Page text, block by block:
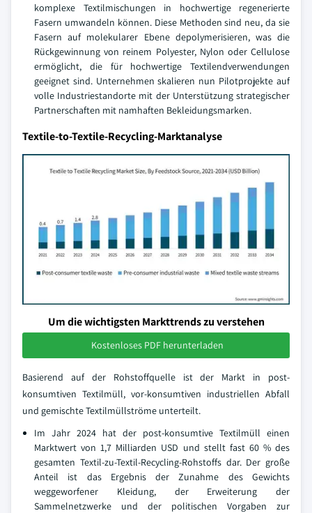
komplexe Textilmischungen in hochwertige regenerierte
Fasern umwandeln können. Diese Methoden sind neu, da sie
Fasern auf molekularer Ebene depolymerisieren, was die
Rückgewinnung von reinem Polyester, Nylon oder Cellulose
ermöglicht, die für hochwertige Textilendverwendungen
geeignet sind. Unternehmen skalieren nun Pilotprojekte auf
volle Industriestandorte mit der Unterstützung strategischer
Partnerschaften mit namhaften Bekleidungsmarken.
Textile-to-Textile-Recycling-Marktanalyse
Um die wichtigsten Markttrends zu verstehen
Kostenloses PDF herunterladen
Basierend auf der Rohstoffquelle ist der Markt in post-
konsumtiven Textilmüll, vor-konsumtiven industriellen Abfall
und gemischte Textilmüllströme unterteilt.
Im Jahr 2024 hat der post-konsumtive Textilmüll einen
Marktwert von 1,7 Milliarden USD und stellt fast 60 % des
gesamten Textil-zu-Textil-Recycling-Rohstoffs dar. Der große
Anteil ist das Ergebnis der Zunahme des Gewichts
weggeworfener Kleidung, der Erweiterung der
Sammelnetzwerke und der politischen Vorgaben zur